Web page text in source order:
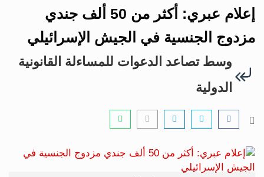
i
g
t
o
إعلام عبري: أكثر من 50 ألف جندي
مزدوج الجنسية في الجيش الإسرائيلي
وسط تصاعد الدعوات للمساءلة القانونية
الدولية